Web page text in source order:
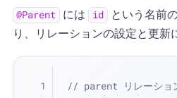
@Parent には id という名前
り、リレーションの設定と更新
// parent リレーショ